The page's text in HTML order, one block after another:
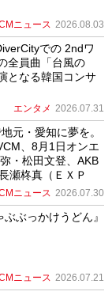
ニュース 2026.08.03
での 2ndワ
全員曲「台風の
となる韓国コンサ
エンタメ 2026.07.31
元・愛知に夢を。
、8月1日オンエ
・松田文登、AKB
瀬柊真（ＥＸＰ
ニュース 2026.07.30
ぶっかけうどん』
ニュース 2026.07.21